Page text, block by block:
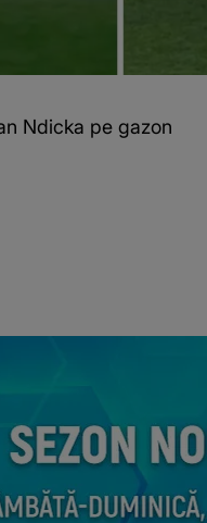
Ndicka pe gazon